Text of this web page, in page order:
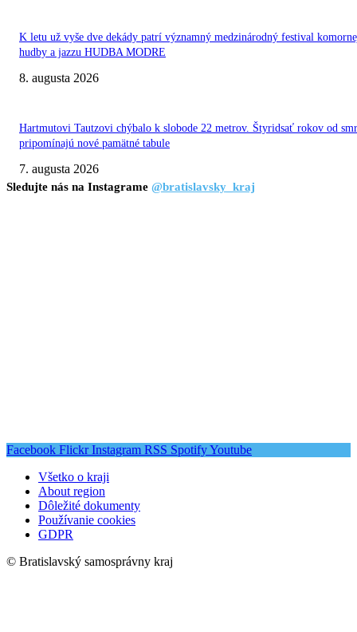
K letu už vyše dve dekády patrí významný medzinárodný festival
hudby a jazzu HUDBA MODRE
8. augusta 2026
Hartmutovi Tautzovi chýbalo k slobode 22 metrov. Štyridsať rokov od
pripomínajú nové pamätné tabule
7. augusta 2026
Sledujte nás na Instagrame @bratislavsky_kraj
Facebook Flickr Instagram RSS SpotifyYoutube
Všetko o kraji
About region
Dôležité dokumenty
Používanie cookies
GDPR
© Bratislavský samosprávny kraj